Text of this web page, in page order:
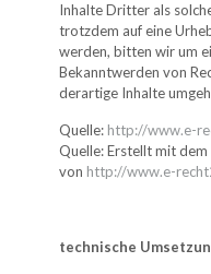
Inhalte Dritter als
trotzdem auf eine
werden, bitten wir um
Bekanntwerden von
derartige Inhalte
Quelle: http://www.e-
Quelle: Erstellt mit
von http://www.e-
technische